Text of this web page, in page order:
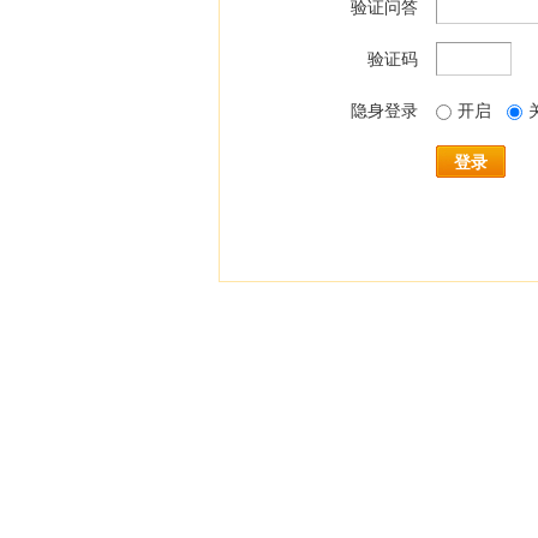
验证问答
验证码
隐身登录 开启
登录